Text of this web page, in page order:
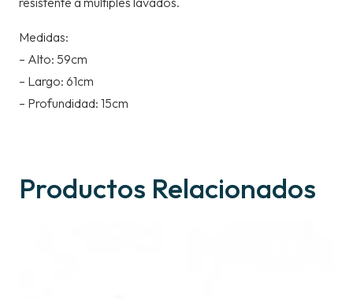
Medidas:
– Alto: 59cm
– Largo: 61cm
– Profundidad: 15cm
Productos Relacionados